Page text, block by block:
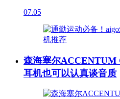
07.05
森海塞尔ACCENTUM
耳机也可以认真谈音质